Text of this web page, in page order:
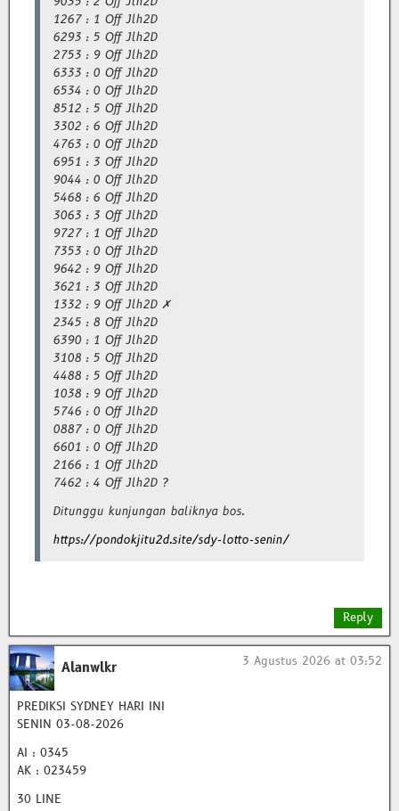
1267 : 1 Off Jlh2D
6293 : 5 Off Jlh2D
2753 : 9 Off Jlh2D
6333 : 0 Off Jlh2D
6534 : 0 Off Jlh2D
8512 : 5 Off Jlh2D
3302 : 6 Off Jlh2D
4763 : 0 Off Jlh2D
6951 : 3 Off Jlh2D
9044 : 0 Off Jlh2D
5468 : 6 Off Jlh2D
3063 : 3 Off Jlh2D
9727 : 1 Off Jlh2D
7353 : 0 Off Jlh2D
9642 : 9 Off Jlh2D
3621 : 3 Off Jlh2D
1332 : 9 Off Jlh2D ✗
2345 : 8 Off Jlh2D
6390 : 1 Off Jlh2D
3108 : 5 Off Jlh2D
4488 : 5 Off Jlh2D
1038 : 9 Off Jlh2D
5746 : 0 Off Jlh2D
0887 : 0 Off Jlh2D
6601 : 0 Off Jlh2D
2166 : 1 Off Jlh2D
7462 : 4 Off Jlh2D ?
Ditunggu kunjungan baliknya bos.
https://pondokjitu2d.site/sdy-lotto-senin/
Reply
Alanwlkr 3 Agustus 2026 at 03:52
PREDIKSI SYDNEY HARI INI
SENIN 03-08-2026
AI : 0345
AK : 023459
30 LINE